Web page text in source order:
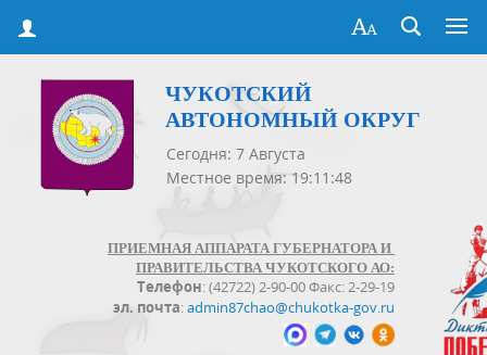
ЧУКОТСКИЙ
АВТОНОМНЫЙ ОКРУГ
Сегодня: 7 Августа
Местное время: 19:11:48
ПРИЕМНАЯ АППАРАТА ГУБЕРНАТОРА И
ПРАВИТЕЛЬСТВА ЧУКОТСКОГО АО:
Телефон: (42722) 2-90-00 Факс: 2-29-19
эл. почта:admin87chao@chukotka-gov.ru